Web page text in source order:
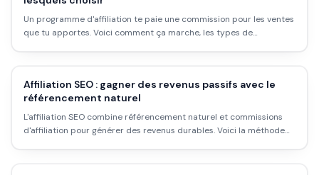
Un programme d'affiliation te paie une commission pour les ventes
que tu apportes. Voici comment ça marche, les types de
Affiliation SEO : gagner des revenus passifs avec le
référencement naturel
L'affiliation SEO combine référencement naturel et commissions
d'affiliation pour générer des revenus durables. Voici la méthode